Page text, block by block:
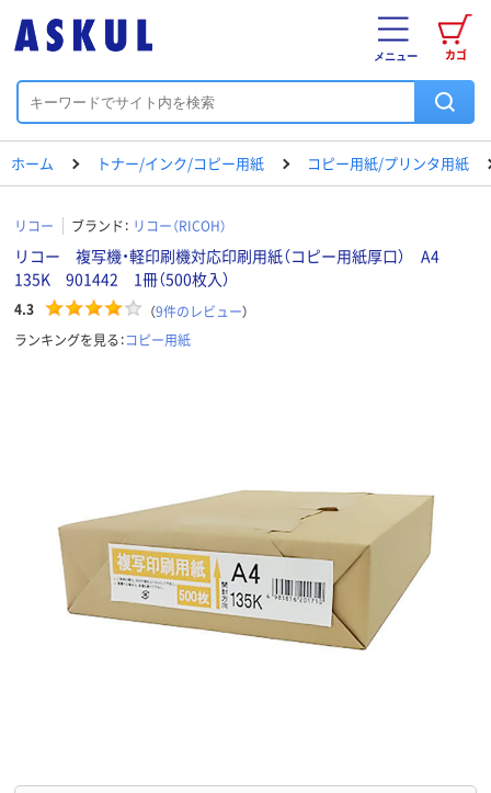
カゴ
メニュー
ホーム トナー/インク/コピー用紙 コピー用紙/プリンタ用紙
リコー ブランド： リコー（RICOH）
リコー 複写機・軽印刷機対応印刷用紙（コピー用紙厚口） A4
135K 901442 1冊（500枚入）
4.3 （9件のレビュー）
ランキングを見る：コピー用紙